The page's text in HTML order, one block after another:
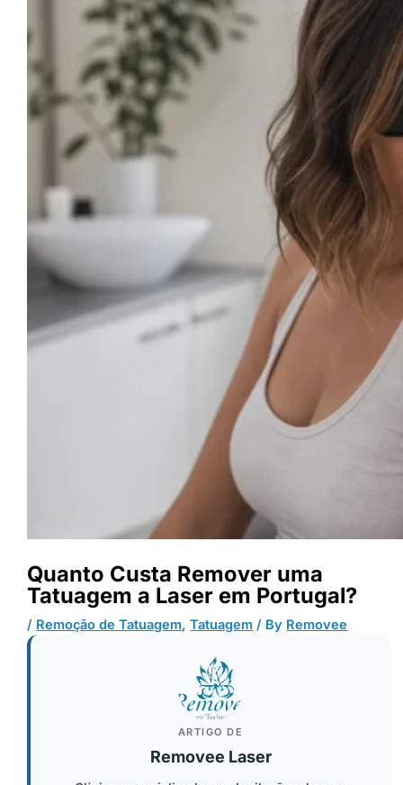
Quanto Custa Remover uma
Tatuagem a Laser em Portugal?
/ Remoção de Tatuagem,Tatuagem / By Removee
ARTIGO DE
Removee Laser